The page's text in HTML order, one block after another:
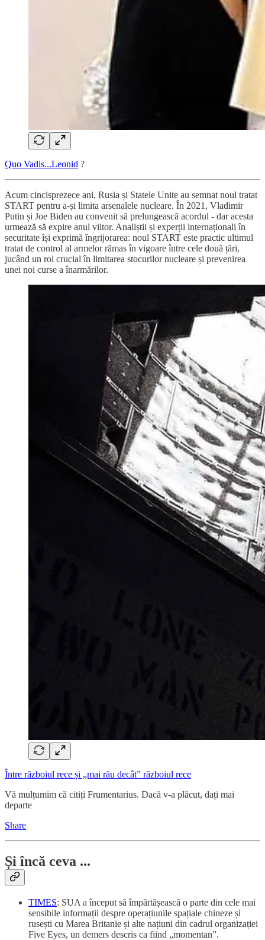
Quo Vadis...Leonid ?
Acum cincisprezece ani, Rusia și Statele Unite au semnat noul tratat
START pentru a-și limita arsenalele nucleare. În 2021, Vladimir
Putin și Joe Biden au convenit să prelungească acordul - dar acesta
urmează să expire anul viitor. Analiștii și experții internaționali în
securitate își exprimă îngrijorarea: noul START este practic ultimul
tratat de control al armelor rămas în vigoare între cele două țări,
jucând un rol crucial în limitarea stocurilor nucleare și prevenirea
unei noi curse a înarmărilor.
Între războiul rece și „mai rău decât” războiul rece
Vă mulțumim că citiți Frumentarius. Dacă v-a plăcut, dați mai
departe
Share
Și încă ceva ...
TIMES: SUA a început să împărtășească o parte din cele mai
sensibile informații despre operațiunile spațiale chineze și
rusești cu Marea Britanie și alte națiuni din cadrul organizației
Five Eyes, un demers descris ca fiind „momentan”.